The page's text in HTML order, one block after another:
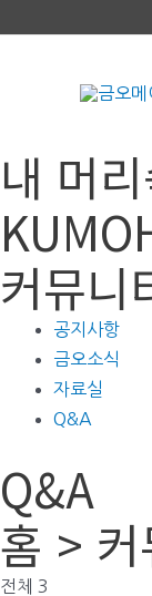
너
뛰
기
내 머
커뮤니
공지사항
금오소식
자료실
Q&A
Q&A
홈 >
전체 3